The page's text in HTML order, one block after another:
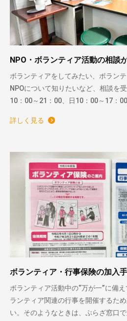
NPO・ボランティア活動の相談
ボランティアをしてみたい、ボラン
NPOについて知りたいなど、相談を
10：00～21：00、日10：00～17：00
詳しく見る
ボランティア・行事保険の加入
ボランティア活動中の“万が一”に備
ランティア関連の行事を開催するた
い。そのようなときは、ぷらざ窓口